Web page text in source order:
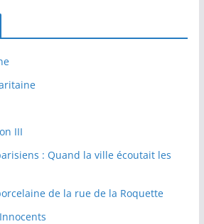
III
: Quand la ville écoutait les
de la rue de la Roquette